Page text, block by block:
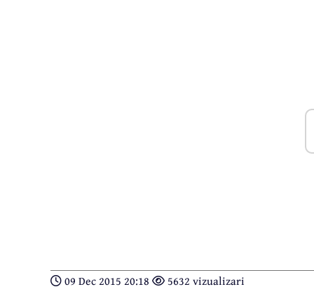
09 Dec 2015 20:18 5632 vizualizari